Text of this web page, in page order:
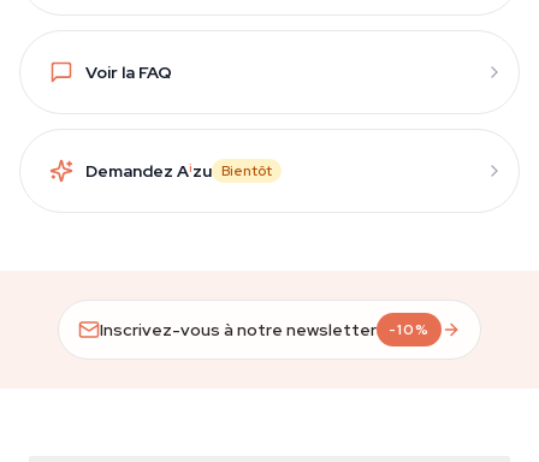
Voir la FAQ
Demandez Aizu Bientôt
Inscrivez-vous à notre newsletter -10%